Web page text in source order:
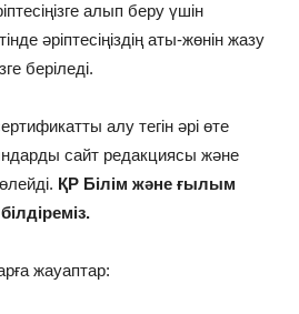
алып беру үшін
әріптесіңіздің аты-жөнін жазу
беріледі.
алу тегін әрі өте
сайт редакциясы және
ҚР Білім және ғылым
жауаптар: